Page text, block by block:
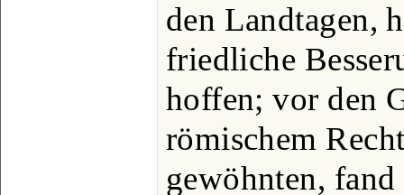
den Landtagen,
friedliche
hoffen; vor den
römischem
gewöhnten,